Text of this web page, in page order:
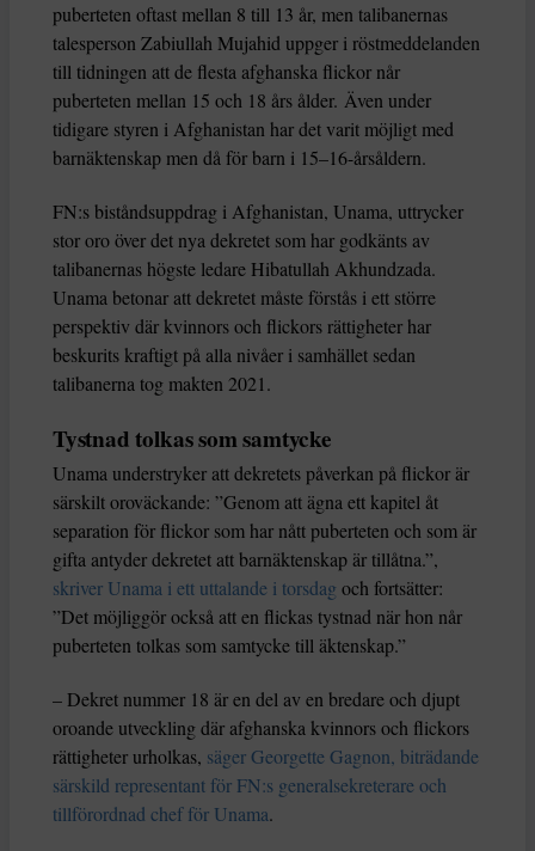
puberteten oftast mellan 8 till 13 år, men talibanernas
talesperson Zabiullah Mujahid uppger i röstmeddelanden
till tidningen att de flesta afghanska flickor når
puberteten mellan 15 och 18 års ålder. Även under
tidigare styren i Afghanistan har det varit möjligt med
barnäktenskap men då för barn i 15–16-årsåldern.
FN:s biståndsuppdrag i Afghanistan, Unama, uttrycker
stor oro över det nya dekretet som har godkänts av
talibanernas högste ledare Hibatullah Akhundzada.
Unama betonar att dekretet måste förstås i ett större
perspektiv där kvinnors och flickors rättigheter har
beskurits kraftigt på alla nivåer i samhället sedan
talibanerna tog makten 2021.
Tystnad tolkas som samtycke
Unama understryker att dekretets påverkan på flickor är
särskilt oroväckande: ”Genom att ägna ett kapitel åt
separation för flickor som har nått puberteten och som är
gifta antyder dekretet att barnäktenskap är tillåtna.”,
skriver Unama i ett uttalande i torsdag och fortsätter:
”Det möjliggör också att en flickas tystnad när hon når
puberteten tolkas som samtycke till äktenskap.”
– Dekret nummer 18 är en del av en bredare och djupt
oroande utveckling där afghanska kvinnors och flickors
rättigheter urholkas, säger Georgette Gagnon, biträdande
särskild representant för FN:s generalsekreterare och
tillförordnad chef för Unama.